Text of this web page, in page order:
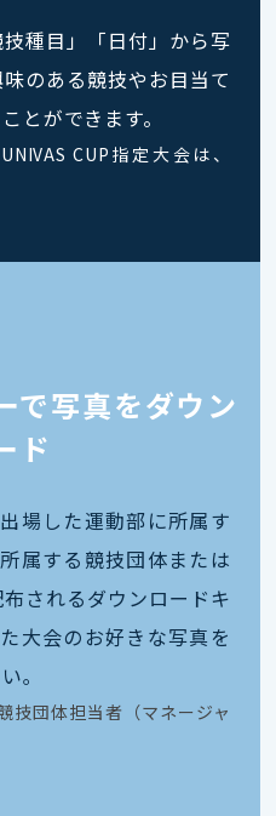
技種目」「日付」から写
のある競技やお目当て
とができます。
CUP指定大会は、
で写真をダウン
ド
場した運動部に所属す
属する競技団体または
されるダウンロードキ
大会のお好きな写真を
｡
技団体担当者（マネージャ